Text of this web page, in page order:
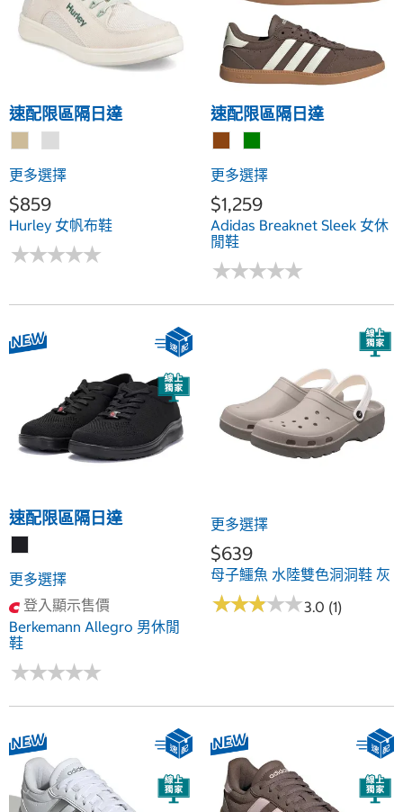
速配限區隔日達
更多選擇
$859
Hurley 女帆布鞋
★★★★★
★★★★★
速配限區隔日達
更多選擇
$1,259
Adidas Breaknet Sleek 女休
閒鞋
★★★★★
★★★★★
速配限區隔日達
更多選擇
登入顯示售價
Berkemann Allegro 男休閒
鞋
★★★★★
★★★★★
更多選擇
$639
母子鱷魚 水陸雙色洞洞鞋 灰
★★★★★
★★★★★3.0 (1)